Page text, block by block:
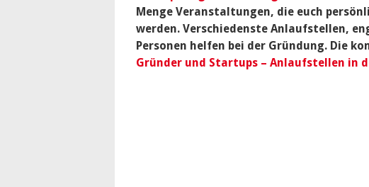
Menge Veranstaltungen, die euch
werden. Verschiedenste Anlaufstellen,
Personen helfen bei der Gründung. Die
Gründer und Startups – Anlaufstellen in